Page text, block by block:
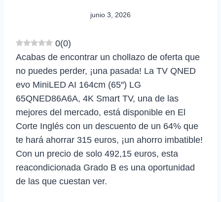
junio 3, 2026
0(0)
Acabas de encontrar un chollazo de oferta que
no puedes perder, ¡una pasada! La TV QNED
evo MiniLED AI 164cm (65″) LG
65QNED86A6A, 4K Smart TV, una de las
mejores del mercado, está disponible en El
Corte Inglés con un descuento de un 64% que
te hará ahorrar 315 euros, ¡un ahorro imbatible!
Con un precio de solo 492,15 euros, esta
reacondicionada Grado B es una oportunidad
de las que cuestan ver.